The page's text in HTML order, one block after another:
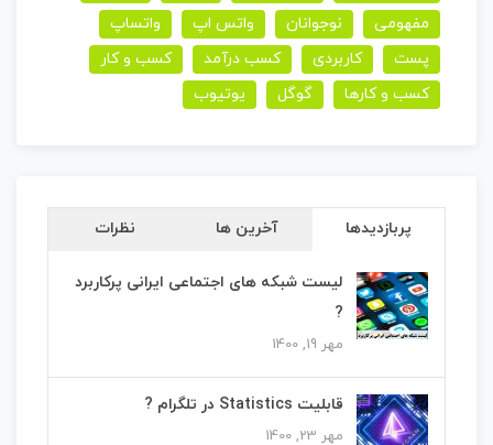
مفهومی
نوجوانان واتس اپ
واتساپ
پست
کاربردی کسب درآمد
کسب و کار
کسب و کارها
گوگل یوتیوب
پربازدیدها آخرین ها نظرات
لیست شبکه های اجتماعی ایرانی پرکاربرد
?
مهر 19, 1400
قابلیت Statistics در تلگرام ?
مهر 23, 1400